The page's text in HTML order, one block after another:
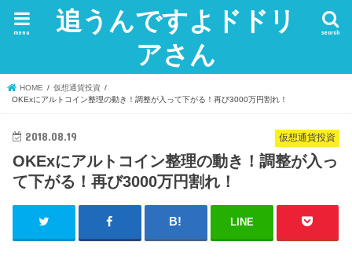
追うんですよドドリ
アさん
search
menu
HOME
仮想通貨投資
OKExにアルトコイン整理の動き！調整が入って下がる！再び3000万円割れ！
仮想通貨投資
2018.08.19
OKExにアルトコイン整理の動き！調整が入っ
て下がる！再び3000万円割れ！
LINE